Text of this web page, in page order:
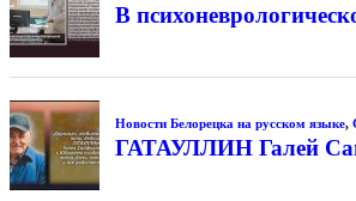
В
Новости Белорецка на русском языке,
ГАТАУЛЛИН Галей